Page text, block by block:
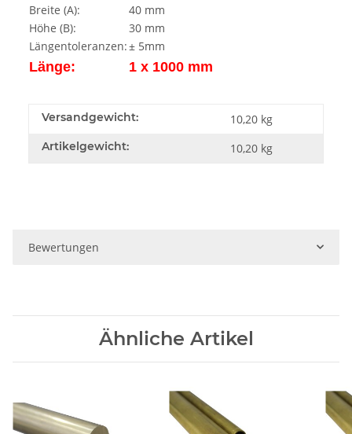
Breite (A):
40 mm
Höhe (B):
30 mm
Längentoleranzen:± 5mm
Länge: 1 x 1000 mm
Versandgewicht: 10,20 kg
Artikelgewicht: 10,20 kg
Bewertungen
Ähnliche Artikel